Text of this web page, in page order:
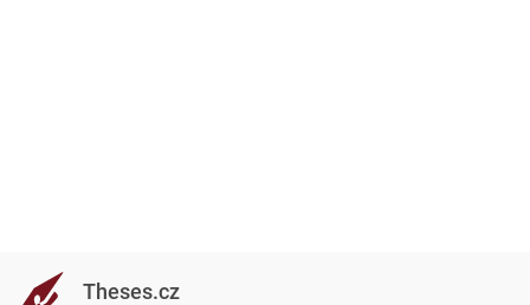
Theses.cz